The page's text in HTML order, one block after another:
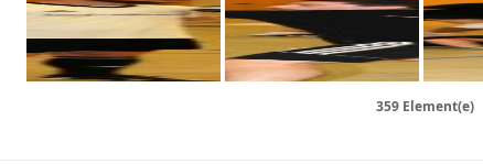
359 Element(e)